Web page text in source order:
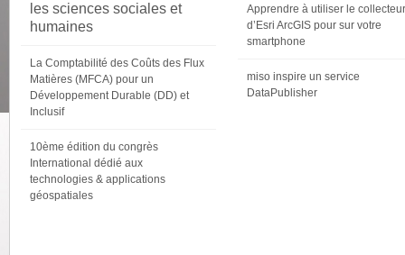
les sciences sociales et
humaines
La Comptabilité des Coûts des Flux
Matières (MFCA) pour un
Développement Durable (DD) et
Inclusif
10ème édition du congrès
International dédié aux
technologies & applications
géospatiales
Apprendre à utiliser le collecteur
d’Esri ArcGIS pour sur votre
smartphone
miso inspire un service
DataPublisher